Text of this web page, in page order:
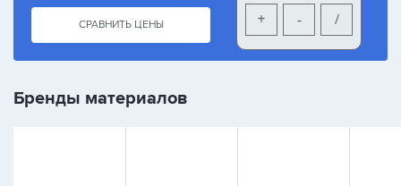
СРАВНИТЬ ЦЕНЫ + - /
Бренды материалов